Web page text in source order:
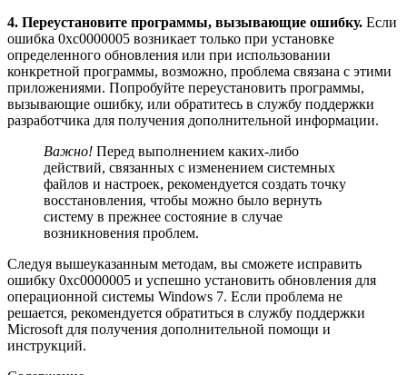
4. Переустановите программы, вызывающие ошибку. Если
ошибка 0xc0000005 возникает только при установке
определенного обновления или при использовании
конкретной программы, возможно, проблема связана с этими
приложениями. Попробуйте переустановить программы,
вызывающие ошибку, или обратитесь в службу поддержки
разработчика для получения дополнительной информации.
Важно! Перед выполнением каких-либо
действий, связанных с изменением системных
файлов и настроек, рекомендуется создать точку
восстановления, чтобы можно было вернуть
систему в прежнее состояние в случае
возникновения проблем.
Следуя вышеуказанным методам, вы сможете исправить
ошибку 0xc0000005 и успешно установить обновления для
операционной системы Windows 7. Если проблема не
решается, рекомендуется обратиться в службу поддержки
Microsoft для получения дополнительной помощи и
инструкций.